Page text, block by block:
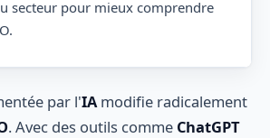
secteur pour mieux comprendre
par l'IAmodifie radicalement
. Avec des outils comme ChatGPT